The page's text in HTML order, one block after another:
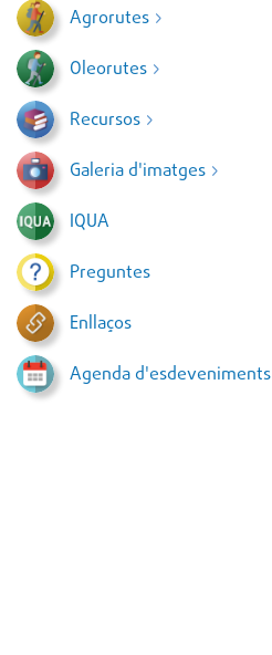
Agrorutes
Oleorutes
Recursos
Galeria d'imatges
IQUA
Preguntes
Enllaços
Agenda d'esdeveniments